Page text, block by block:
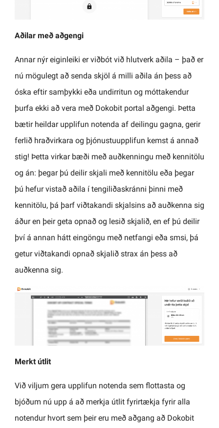
Aðilar með aðgengi
Annar nýr eiginleiki er viðbót við hlutverk aðila – það er
nú mögulegt að senda skjöl á milli aðila án þess að
óska eftir samþykki eða undirritun og móttakendur
þurfa ekki að vera með Dokobit portal aðgengi. Þetta
bætir heildar upplifun notenda af deilingu gagna, gerir
ferlið hraðvirkara og þjónustuupplifun kemst á annað
stig! Þetta virkar bæði með auðkenningu með kennitölu
og án: þegar þú deilir skjali með kennitölu eða þegar
þú hefur vistað aðila í tengiliðaskránni þinni með
kennitölu, þá þarf viðtakandi skjalsins að auðkenna sig
áður en þeir geta opnað og lesið skjalið, en ef þú deilir
því á annan hátt eingöngu með netfangi eða smsi, þá
getur viðtakandi opnað skjalið strax án þess að
auðkenna sig.
Merkt útlit
Við viljum gera upplifun notenda sem flottasta og
bjóðum nú upp á að merkja útlit fyrirtækja fyrir alla
notendur hvort sem þeir eru með aðgang að Dokobit